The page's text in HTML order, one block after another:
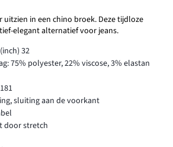
uitzien in een chino broek. Deze tijdloze
elegant alternatief voor jeans.
32
75% polyester, 22% viscose, 3% elastan
sluiting aan de voorkant
door stretch